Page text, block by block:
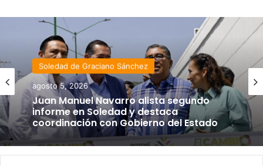
Soledad de Graciano Sánchez
agosto 5, 2026
Juan Manuel Navarro alista segundo
informe en Soledad y destaca
coordinación con Gobierno del Estado